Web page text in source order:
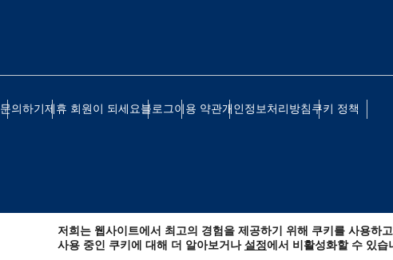
문의하기제휴 회원이 되세요블로그이용 약관개인정보처리방침쿠키 정책
CHF - 스위스 프랑 NZD - 뉴질랜드
저희는 웹사이트에서 최고의 경험을 제공하기 위해 쿠키를 사용하
사용 중인 쿠키에 대해 더 알아보거나설정에서 비활성화할 수 있습